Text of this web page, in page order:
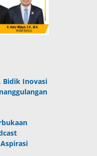
Bidik Inovasi